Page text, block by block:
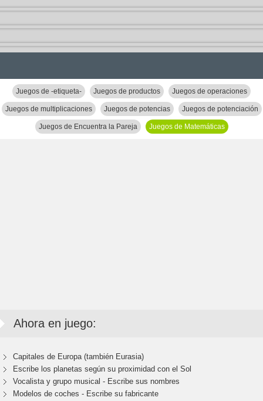
Juegos de -etiqueta- Juegos de productos Juegos de operaciones
Juegos de multiplicaciones Juegos de potencias Juegos de potenciación
Juegos de Encuentra la Pareja Juegos de Matemáticas
Ahora en juego:
Capitales de Europa (también Eurasia)
Escribe los planetas según su proximidad con el Sol
Vocalista y grupo musical - Escribe sus nombres
Modelos de coches - Escribe su fabricante